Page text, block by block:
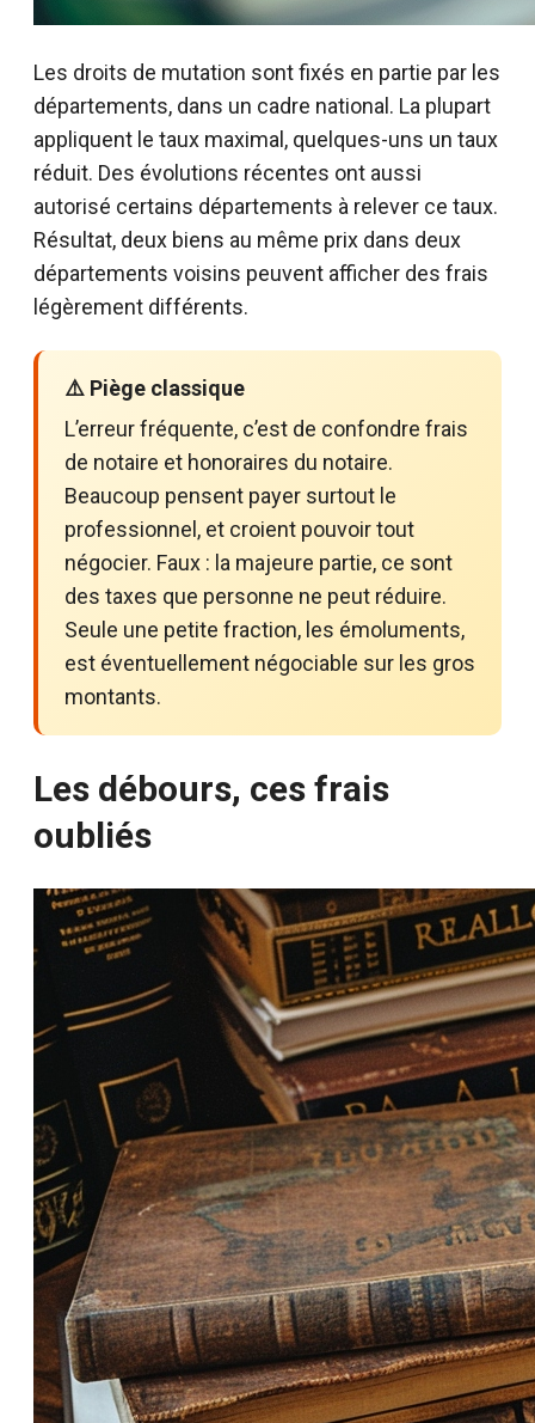
Les droits de mutation sont fixés en partie par les
départements, dans un cadre national. La plupart
appliquent le taux maximal, quelques-uns un taux
réduit. Des évolutions récentes ont aussi
autorisé certains départements à relever ce taux.
Résultat, deux biens au même prix dans deux
départements voisins peuvent afficher des frais
légèrement différents.
⚠️ Piège classique
L’erreur fréquente, c’est de confondre frais
de notaire et honoraires du notaire.
Beaucoup pensent payer surtout le
professionnel, et croient pouvoir tout
négocier. Faux : la majeure partie, ce sont
des taxes que personne ne peut réduire.
Seule une petite fraction, les émoluments,
est éventuellement négociable sur les gros
montants.
Les débours, ces frais
oubliés